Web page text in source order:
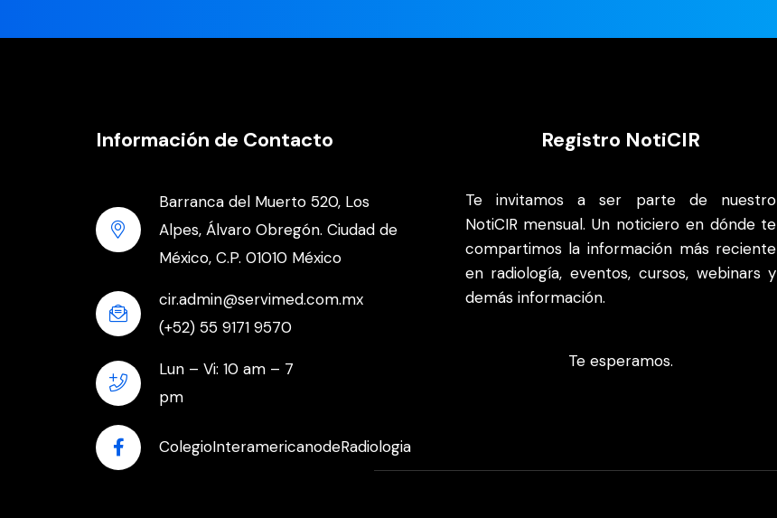
Información de Contacto
Barranca del Muerto 520, Los
Alpes, Álvaro Obregón. Ciudad de
México, C.P. 01010 México
cir.admin@servimed.com.mx
(+52) 55 9171 9570
Lun – Vi: 10 am – 7
pm
ColegioInteramericanodeRadiologia
Registro NotiCIR
Te invitamos a ser parte de nuestro
NotiCIR mensual. Un noticiero en dónde te
compartimos la información más reciente
en radiología, eventos, cursos, webinars y
demás información.
Te esperamos.